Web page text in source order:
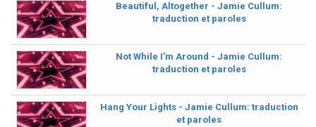
Beautiful, Altogether - Jamie Cullum:
traduction et paroles
Not While I’m Around - Jamie Cullum:
traduction et paroles
Hang Your Lights - Jamie Cullum: traduction
et paroles